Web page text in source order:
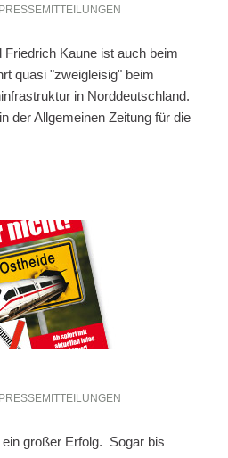
PRESSEMITTEILUNGEN
Kaune ist auch beim
quasi "zweigleisig" beim
in Norddeutschland.
der Allgemeinen Zeitung für die
PRESSEMITTEILUNGEN
großer Erfolg. Sogar bis